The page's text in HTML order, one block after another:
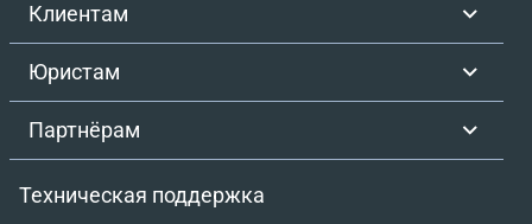
Клиентам
Юристам
Партнёрам
Техническая поддержка